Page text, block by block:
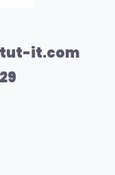
it.com